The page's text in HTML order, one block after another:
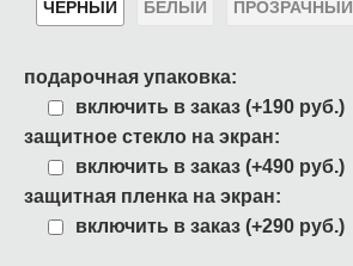
ЧЕРНЫЙ БЕЛЫЙ ПРОЗРАЧНЫЙ
подарочная упаковка:
включить в заказ (+190 руб.)
защитное стекло на экран:
включить в заказ (+490 руб.)
защитная пленка на экран:
включить в заказ (+290 руб.)